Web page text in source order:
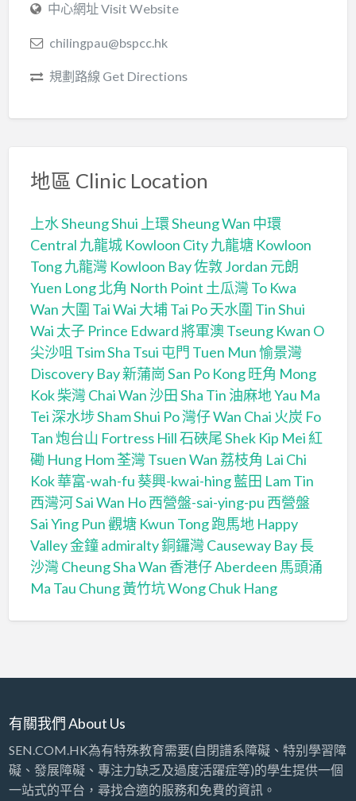
中心網址 Visit Website
chilingpau@bspcc.hk
規劃路線 Get Directions
地區 Clinic Location
上水 Sheung Shui 上環 Sheung Wan 中環
Central 九龍城 Kowloon City九龍塘 Kowloon
Tong九龍灣 Kowloon Bay佐敦 Jordan 元朗
Yuen Long北角 North Point 土瓜灣 To Kwa
Wan 大圍 Tai Wai 大埔 Tai Po天水圍 Tin Shui
Wai 太子 Prince Edward將軍澳 Tseung Kwan O
尖沙咀 Tsim Sha Tsui 屯門 Tuen Mun愉景灣
Discovery Bay新蒲崗 San Po Kong旺角 Mong
Kok柴灣 Chai Wan沙田 Sha Tin 油麻地 Yau Ma
Tei深水埗 Sham Shui Po灣仔 Wan Chai 火炭 Fo
Tan炮台山 Fortress Hill石硤尾 Shek Kip Mei 紅
磡 Hung Hom荃灣 Tsuen Wan 荔枝角 Lai Chi
Kok華富-wah-fu葵興-kwai-hing藍田 Lam Tin
西灣河 Sai Wan Ho西營盤-sai-ying-pu 西營盤
Sai Ying Pun觀塘 Kwun Tong跑馬地 Happy
Valley金鐘 admiralty銅鑼灣 Causeway Bay長
沙灣 Cheung Sha Wan 香港仔 Aberdeen 馬頭涌
Ma Tau Chung黃竹坑 Wong Chuk Hang
有關我們 About Us
SEN.COM.HK為有特殊教育需要(自閉譜系障礙、特别學習障
礙、發展障礙、專注力缺乏及過度活躍症等)的學生提供一個
一站式的平台，尋找合適的服務和免費的資訊。